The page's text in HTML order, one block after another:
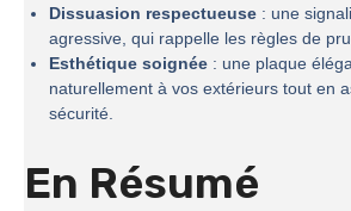
Dissuasion respectueuse : une
agressive, qui rappelle les règles de
Esthétique soignée : une plaque
naturellement à vos extérieurs tout en
sécurité.
En Résumé